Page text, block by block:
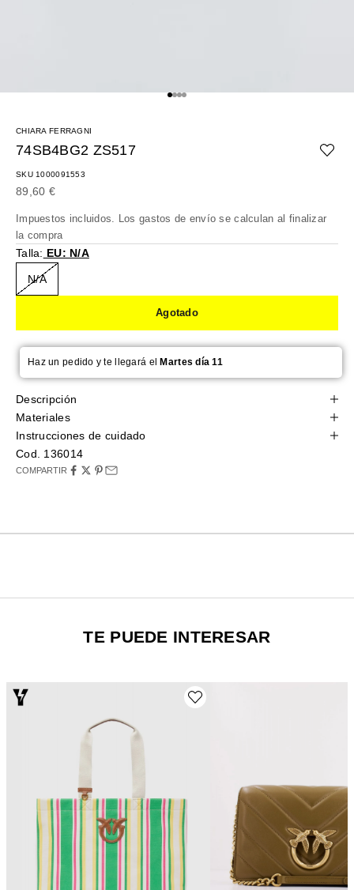
Ir al artículo 1
Ir al artículo 2
Ir al artículo 3
Ir al artículo 4
CHIARA FERRAGNI
74SB4BG2 ZS517
SKU 1000091553
Precio de oferta
89,60 €
Impuestos incluidos. Los gastos de envío se calculan al finalizar
la compra
Talla: EU: N/A
N/A
Agotado
Haz un pedido y te llegará elMartes día 11
Descripción
Materiales
Instrucciones de cuidado
Cod. 136014
COMPARTIR
TE PUEDE INTERESAR